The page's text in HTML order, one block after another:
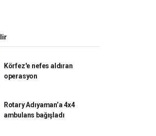
Körfez'e nefes aldıran
operasyon
Rotary Adıyaman’a 4x4
ambulans bağışladı